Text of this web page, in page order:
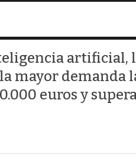
artificial,
mayor demanda
euros y